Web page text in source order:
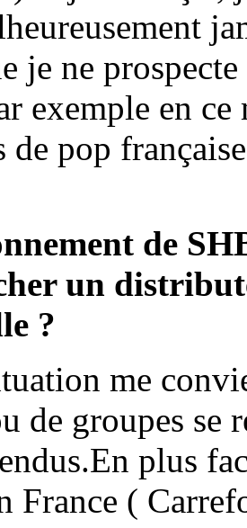
je ne
exemple en
de pop
de
un
?
me
de groupes se
plus
France (